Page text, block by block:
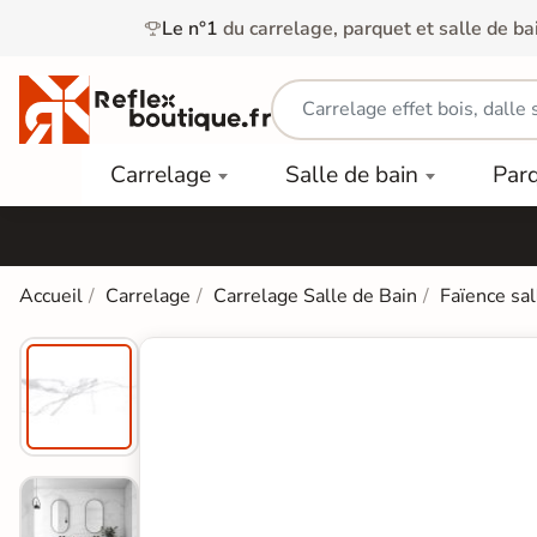
Le n°1 du carrelage, parquet et salle de
Carrelage
Carrelage
Extérieur
Dalle
Terrasse
Sur Plot
Carrelage
Bain
Colle &
Finition
Salle de bain
Douche
Baignoires
et Balnéos
WC
Carrelage
Salle de
Bain
Contrecollé
PAR
COULEUR
Bois
clair
TYPE
PVC
Dalles
PVC
Lames
Accueil Carrelage Carrelage Salle de Bain Faïence